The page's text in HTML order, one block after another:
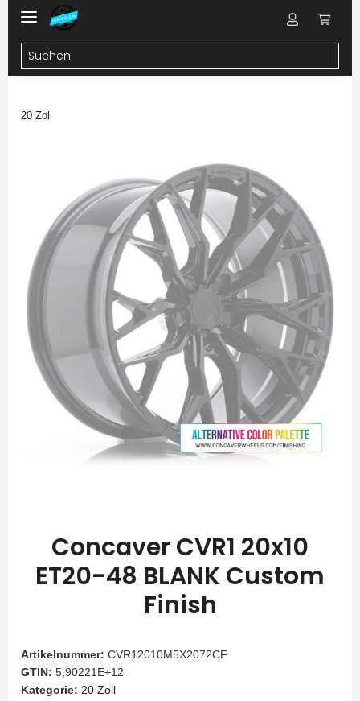
20 Zoll
Concaver CVR1 20x10
ET20-48 BLANK Custom
Finish
Artikelnummer: CVR12010M5X2072CF
GTIN: 5,90221E+12
Kategorie: 20 Zoll